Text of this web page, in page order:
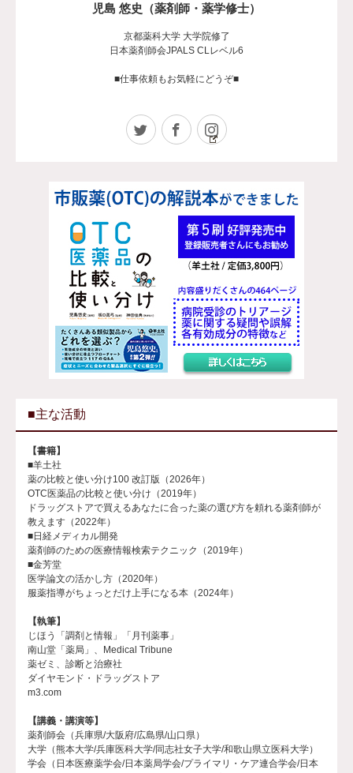
児島 悠史（薬剤師・薬学修士）
京都薬科大学 大学院修了
日本薬剤師会JPALS CLレベル6
■仕事依頼もお気軽にどうぞ■
Twitter Facebook
■主な活動
【書籍】
■羊土社
薬の比較と使い分け100 改訂版（2026年）
OTC医薬品の比較と使い分け（2019年）
ドラッグストアで買えるあなたに合った薬の選び方を頼れる薬剤師が
教えます（2022年）
■日経メディカル開発
薬剤師のための医療情報検索テクニック（2019年）
■金芳堂
医学論文の活かし方（2020年）
服薬指導がちょっとだけ上手になる本（2024年）
【執筆】
じほう「調剤と情報」「月刊薬事」
南山堂「薬局」、Medical Tribune
薬ゼミ、診断と治療社
ダイヤモンド・ドラッグストア
m3.com
【講義・講演等】
薬剤師会（兵庫県/大阪府/広島県/山口県）
大学（熊本大学/兵庫医科大学/同志社女子大学/和歌山県立医科大学）
学会（日本医療薬学会/日本薬局学会/プライマリ・ケア連合学会/日本